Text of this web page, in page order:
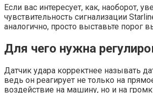
Если вас интересует, как, наоборот,
чувствительность сигнализации
аналогично, просто выставьте порог
Для чего нужна
Датчик удара корректнее называть
ведь он реагирует не только на
воздействие на машину, но и на